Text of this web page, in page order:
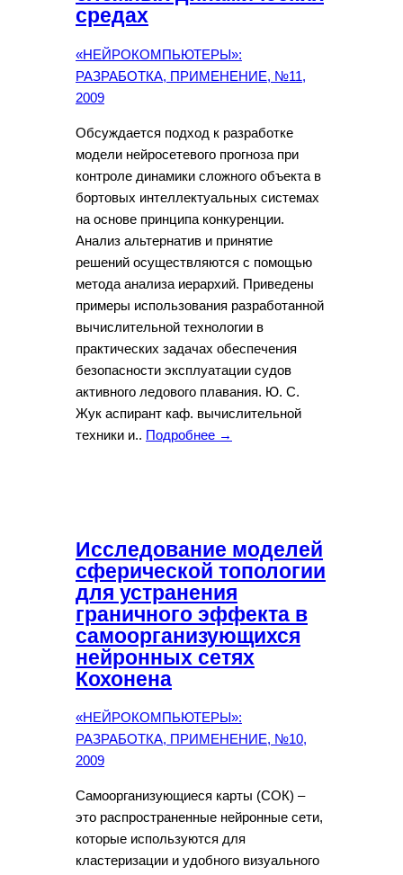
средах
«НЕЙРОКОМПЬЮТЕРЫ»:
РАЗРАБОТКА, ПРИМЕНЕНИЕ, №11,
2009
Обсуждается подход к разработке
модели нейросетевого прогноза при
контроле динамики сложного объекта в
бортовых интеллектуальных системах
на основе принципа конкуренции.
Анализ альтернатив и принятие
решений осуществляются с помощью
метода анализа иерархий. Приведены
примеры использования разработанной
вычислительной технологии в
практических задачах обеспечения
безопасности эксплуатации судов
активного ледового плавания. Ю. С.
Жук аспирант каф. вычислительной
техники и.. Подробнее →
Исследование моделей
сферической топологии
для устранения
граничного эффекта в
самоорганизующихся
нейронных сетях
Кохонена
«НЕЙРОКОМПЬЮТЕРЫ»:
РАЗРАБОТКА, ПРИМЕНЕНИЕ, №10,
2009
Самоорганизующиеся карты (СОК) –
это распространенные нейронные сети,
которые используются для
кластеризации и удобного визуального